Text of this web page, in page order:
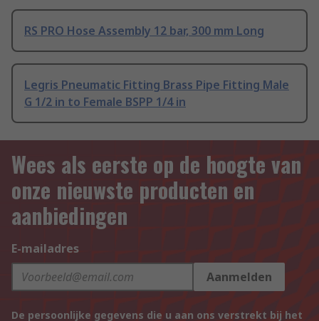
RS PRO Hose Assembly 12 bar, 300 mm Long
Legris Pneumatic Fitting Brass Pipe Fitting Male
G 1/2 in to Female BSPP 1/4 in
Wees als eerste op de hoogte van
onze nieuwste producten en
aanbiedingen
E-mailadres
Aanmelden
De persoonlijke gegevens die u aan ons verstrekt bij het